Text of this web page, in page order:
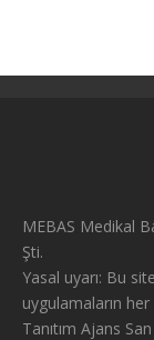
MEBAS Medikal
Şti.
Yasal uyarı: Bu
uygulamaların her
Tanıtım Ajans